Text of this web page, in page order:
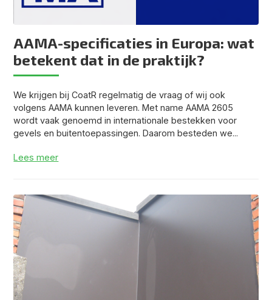
AAMA-specificaties in Europa: wat
betekent dat in de praktijk?
We krijgen bij CoatR regelmatig de vraag of wij ook
volgens AAMA kunnen leveren. Met name AAMA 2605
wordt vaak genoemd in internationale bestekken voor
gevels en buitentoepassingen. Daarom besteden we...
Lees meer